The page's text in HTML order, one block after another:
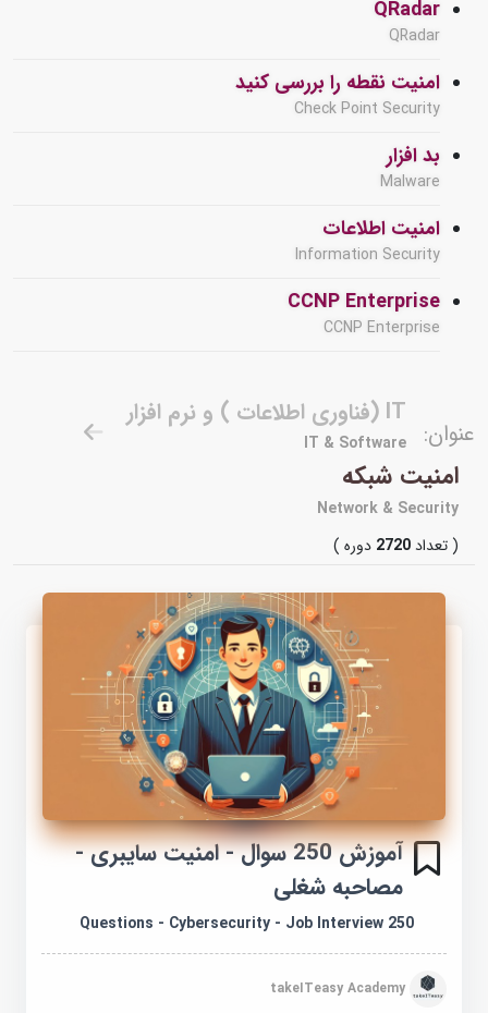
QRadar
QRadar
امنیت نقطه را بررسی کنید
Check Point Security
بد افزار
Malware
امنیت اطلاعات
Information Security
CCNP Enterprise
CCNP Enterprise
عنوان:
IT (فناوری اطلاعات ) و نرم افزار
IT & Software
امنیت شبکه
Network & Security
( تعداد2720دوره )
آموزش 250 سوال - امنیت سایبری -
مصاحبه شغلی
250 Questions - Cybersecurity - Job Interview
takeITeasy Academy